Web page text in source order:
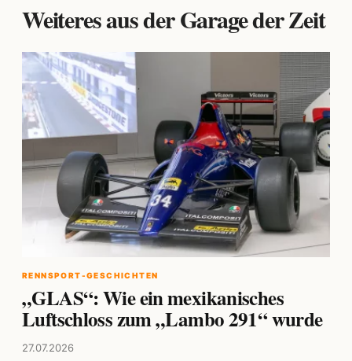
Weiteres aus der Garage der Zeit
RENNSPORT-GESCHICHTEN
„GLAS“: Wie ein mexikanisches
Luftschloss zum „Lambo 291“ wurde
27.07.2026